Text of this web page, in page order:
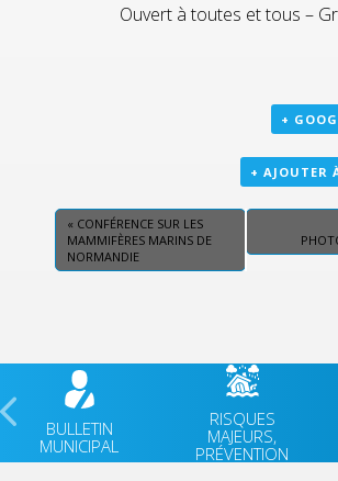
Ouvert à toutes et tous –
+
+ AJOUTER
« CONFÉRENCE SUR LES
MAMMIFÈRES MARINS DE
NORMANDIE
BULLETIN
MUNICIPAL
RISQUES
MAJEURS,
PRÉVENTION